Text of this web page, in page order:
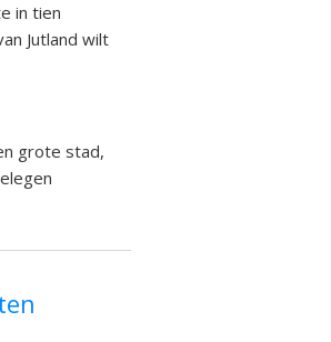
in tien
Jutland wilt
grote stad,